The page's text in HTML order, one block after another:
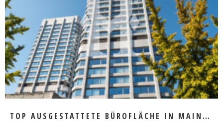
MEHR ERFAHREN
TOP AUSGESTATTETE BÜROFLÄCHE IN MAINZ ZU VERMIETEN